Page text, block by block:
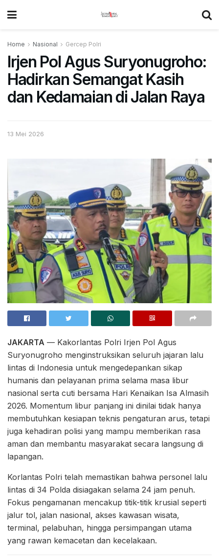
Home Nasional Gercep Polri
Irjen Pol Agus Suryonugroho:
Hadirkan Semangat Kasih
dan Kedamaian di Jalan Raya
13 Mei 2026
JAKARTA — Kakorlantas Polri Irjen Pol Agus
Suryonugroho menginstruksikan seluruh jajaran lalu
lintas di Indonesia untuk mengedepankan sikap
humanis dan pelayanan prima selama masa libur
nasional serta cuti bersama Hari Kenaikan Isa Almasih
2026. Momentum libur panjang ini dinilai tidak hanya
membutuhkan kesiapan teknis pengaturan arus, tetapi
juga kehadiran polisi yang mampu memberikan rasa
aman dan membantu masyarakat secara langsung di
lapangan.
Korlantas Polri telah memastikan bahwa personel lalu
lintas di 34 Polda disiagakan selama 24 jam penuh.
Fokus pengamanan mencakup titik-titik krusial seperti
jalur tol, jalan nasional, akses kawasan wisata,
terminal, pelabuhan, hingga persimpangan utama
yang rawan kemacetan dan kecelakaan.